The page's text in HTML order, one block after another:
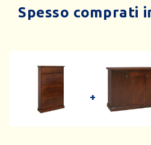
Spesso comprati